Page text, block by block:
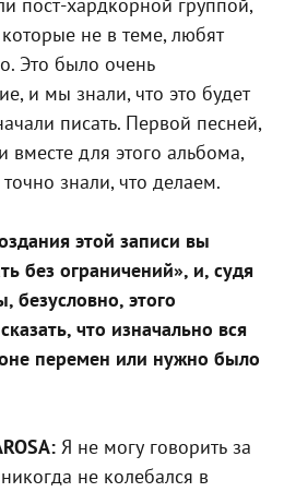
пост-хардкорной группой,
не в теме, любят
Это было очень
и мы знали, что это будет
писать. Первой песней,
для этого альбома,
знали, что делаем.
этой записи вы
без ограничений», и, судя
безусловно, этого
что изначально вся
перемен или нужно было
Я не могу говорить за
не колебался в